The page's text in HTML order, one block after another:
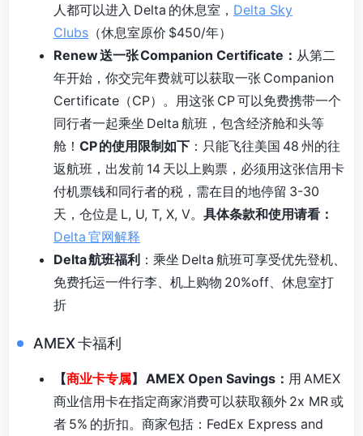
人都可以进入 Delta 的休息室， Delta Sky
Clubs （休息室原价 $450/年）
Renew 送一张 Companion Certificate： 从第二
年开始，你交完年费就可以获取一张 Companion
Certificate（CP）。用这张 CP 可以免费携带一个
同行者一起乘坐 Delta 航班，包含经济舱和头等
舱！ CP 的使用限制如下 ：只能飞往美国 48 州的往
返航班，出发前 14 天以上购票，必须用这张信用卡
付机票钱和同行者的税，需在目的地停留 3-30
天，仓位是 L, U, T, X, V。 具体条款和使用请看：
Delta 官网解释
Delta 航班福利 ：乘坐 Delta 航班可享受优先登机、
免费托运一件行李、机上购物 20%off、休息室打
折
AMEX 卡福利
【商业卡专属】 AMEX Open Savings： 用 AMEX
商业信用卡在指定商家消费可以获取额外 2x MR 或
者 5% 的折扣。商家包括：FedEx Express and